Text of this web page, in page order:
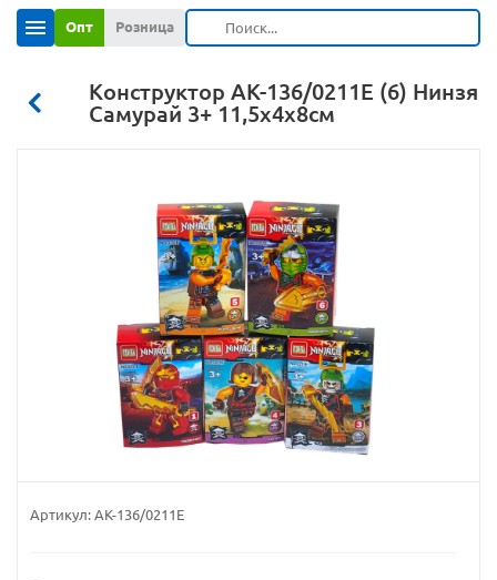
Опт Розница
Конструктор АК-136/0211Е (6) Нинзя
Самурай 3+ 11,5х4х8см
Артикул: АК-136/0211Е